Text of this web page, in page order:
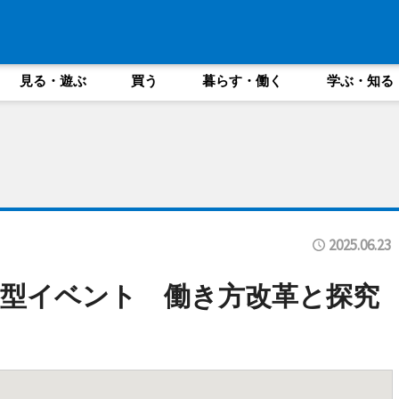
見る・遊ぶ 買う 暮らす・働く 学ぶ・知る
2025.06.23
イベント 働き方改革と探究